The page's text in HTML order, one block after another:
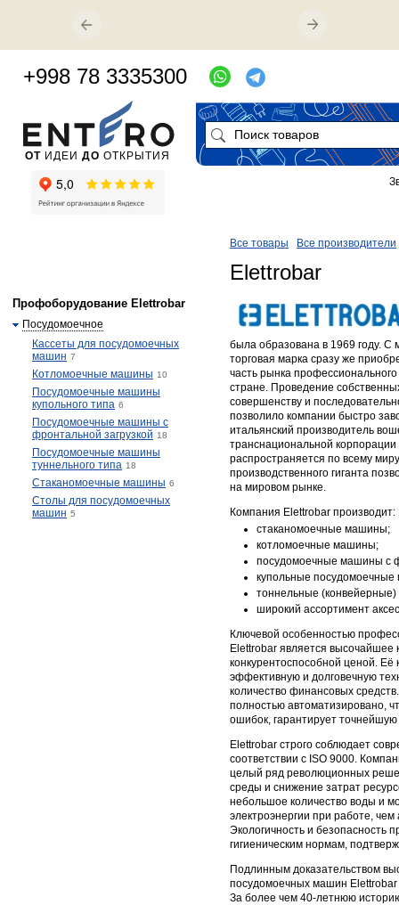
Все товары Все производители
Elettrobar
была образована в 1969 году.
торговая марка сразу же
часть рынка
стране. Проведение
совершенству и
позволило компании быстро
итальянский производитель
транснациональной
распространяется по всему
производственного гиганта
на мировом рынке.
Компания Elettrobar производит:
стаканомоечные машины;
котломоечные машины;
посудомоечные машины с
купольные
тоннельные
широкий ассортимент
Ключевой особенностью
Elettrobar является высочайшее
конкурентоспособной ценой.
эффективную и долговечную
количество финансовых
полностью автоматизировано,
ошибок, гарантирует
Elettrobar строго соблюдает
соответствии с ISO 9000.
целый ряд революционных
среды и снижение затрат
небольшое количество воды и
электроэнергии при работе,
Экологичность и безопасность
гигиеническим нормам,
Подлинным доказательством
посудомоечных машин
За более чем 40-летнюю
Профоборудование Elettrobar
Посудомоечное
Кассеты для посудомоечных
машин 7
Котломоечные машины 10
Посудомоечные машины
купольного типа 6
Посудомоечные машины с
фронтальной загрузкой 18
Посудомоечные машины
туннельного типа 18
Стаканомоечные машины 6
Столы для посудомоечных
машин 5
ОТ ИДЕИ ДО ОТКРЫТИЯ
+998 78 3335300